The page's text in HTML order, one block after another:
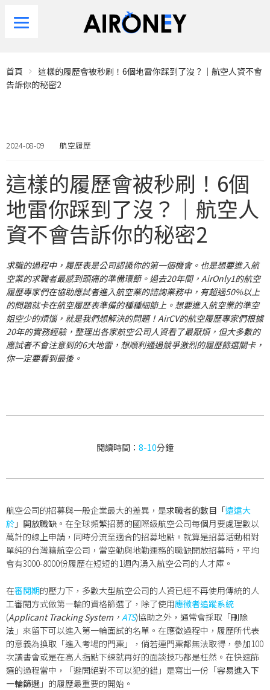
首頁
這樣的履歷會被秒刷！6個地雷你踩到了沒？｜航空人資不會
告訴你的秘密2
2024-08-09 航空履歷
這樣的履歷會被秒刷！6個
地雷你踩到了沒？｜航空人
資不會告訴你的秘密2
求職的過程中，履歷表是公司認識你的第一個機會。也是想要進入航
空業的求職者最感到頭痛的準備環節。過去20年間，AirOnly1的航空
履歷專家們在協助應試者進入航空業的諮詢業務中，有超過50%以上
的問題就卡在航空履歷表準備的種種細節上。想要進入航空業的準空
姐空少的煩惱，就是我們想解決的問題！AirCV的航空履歷專家們根據
20年的實務經驗，整理出各家航空公司人資看了最厭煩，但大多數的
應試者不會注意到的6大地雷，想順利通過競爭激烈的履歷篩選關卡，
你一定要看到最後。
閱讀時間： 8-10分鐘
航空公司的招募與一般企業最大的差異，是求職者的數目「遠遠大
於 」開放職缺 。在全球頻繁招募的國際級航空公司每個月要處理數以
萬計的線上申請，同時分流至適合的招募地點。就算是招募活動相對
單純的台灣籍航空公司，當空勤與地勤運務的職缺開放招募時，平均
會有3000-8000份履歷在短短的1週內湧入航空公司的人才庫。
在審閱期的壓力下，多數大型航空公司的人資已經不再使用傳統的人
工審閱方式做第一輪的資格篩選了，除了使用應徵者追蹤系統
(Applicant Tracking System ， ATS)協助之外，通常會採取「刪除
法 」來留下可以進入第一輪面試的名單。在應徵過程中，履歷所代表
的意義為換取「進入考場的門票」，倘若連門票都無法取得，參加100
次讀書會或是在高人指點下練就再好的面談技巧都是枉然。在快速篩
選的過程當中，「避開絕對不可以犯的錯」是寫出一份「容易進入下
一輪篩選 」的履歷最重要的開始。